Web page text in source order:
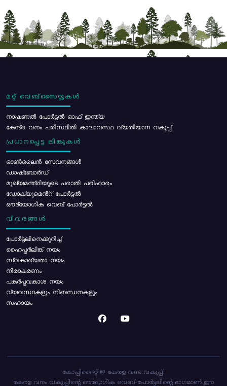
മറ്റ് വെബ്സൈറ്റുകൾ
നാഷണൽ പോർട്ടൽ ഓഫ് ഇന്ത്യ
കേന്ദ്ര വനം പരിസ്ഥിതി കാലാവസ്ഥ വ്യതിയാന വകുപ്പ്
പ്രധാനപ്പെട്ട ലിങ്കുകൾ
ഓൺലൈൻ സേവനങ്ങൾ
ഡാഷ്ബോർഡ്
മുഖ്യമന്ത്രിയുടെ പരാതി പരിഹാരം
ഡോക്യുമെൻ്റ് പോർട്ടൽ
ഔദ്യോഗിക വെബ് പോർട്ടൽ
വിവരങ്ങൾ
പോര്‍ട്ടലിനെക്കുറിച്ച്
ഹൈപ്പർലിങ്ക് നയം
സ്വകാര്യതാ നയം
നിരാകരണം
പകർപ്പവകാശ നയം
വ്യവസ്ഥകളും നിബന്ധനകളും
സഹായം
കോപ്പിറൈറ്റ് @ കേരള വനം വകുപ്പ്.
കേരള വനം വകുപ്പിന്റെ ഔദ്യോഗിക വെബ്-പോർട്ടലിന്റെ ഭാഗമാണ് ഈ